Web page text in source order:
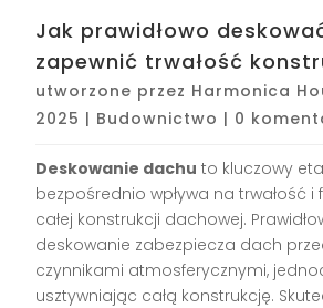
Jak prawidłowo
zapewnić trwałość
utworzone przez Harmonica
2025 | Budownictwo | 0
Deskowanie dachu to kluczowy
bezpośrednio wpływa na trwałość
całej konstrukcji dachowej.
deskowanie zabezpiecza dach
czynnikami atmosferycznymi,
usztywniając całą konstrukcję.